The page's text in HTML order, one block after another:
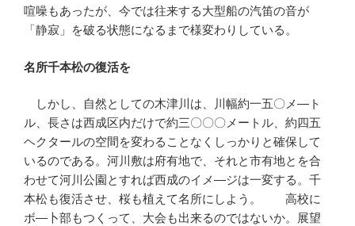
喧噪もあったが、今では往来する大型船の汽笛の音が
「静寂」を破る状態になるまで様変わりしている。
名所千本松の復活を
しかし、自然としての木津川は、川幅約一五〇メ—ト
ル、長さは西成区内だけで約三〇〇〇メートル、約四五
ヘクタールの空間を変わることなくしっかりと確保して
いるのである。河川敷は府有地で、それと市有地とを合
わせて河川公園とすれば西成のイメ—ジは一変する。千
本松も復活させ、桜も植えて名所にしよう。 高校に
ボ—卜部もつくって、大会も出来るのではないか。展望